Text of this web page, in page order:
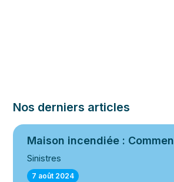
Nos derniers articles
Maison incendiée :
Sinistres
7 août 2024